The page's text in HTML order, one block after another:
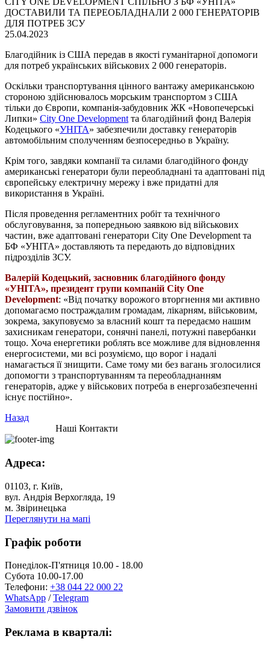
ДОСТАВИЛИ ТА ПЕРЕОБЛАДНАЛИ 2 000 ГЕНЕРАТОРІВ
ДЛЯ ПОТРЕБ ЗСУ
25.04.2023
Благодійник із США передав в якості гуманітарної допомоги
для потреб українських військових 2 000 генераторів.
Оскільки транспортування цінного вантажу американською
стороною здійснювалось морським транспортом з США
тільки до Європи, компанія-забудовник ЖК «Новопечерські
Липки» City One Developmentта благодійний фонд Валерія
Кодецького «УНІТА» забезпечили доставку генераторів
автомобільним сполученням безпосередньо в Україну.
Крім того, завдяки компанії та силами благодійного фонду
американські генератори були переобладнані та адаптовані під
європейську електричну мережу і вже придатні для
використання в Україні.
Після проведення регламентних робіт та технічного
обслуговування, за попередньою заявкою від військових
частин, вже адаптовані генератори City One Development та
БФ «УНІТА» доставляють та передають до відповідних
підрозділів ЗСУ.
Валерій Кодецький, засновник благодійного фонду
«УНІТА», президент групи компаній City One
Development: «Від початку ворожого вторгнення ми активно
допомагаємо постраждалим громадам, лікарням, військовим,
зокрема, закуповуємо за власний кошт та передаємо нашим
захисникам генератори, сонячні панелі, потужні павербанки
тощо. Хоча енергетики роблять все можливе для відновлення
енергосистеми, ми всі розуміємо, що ворог і надалі
намагається її знищити. Саме тому ми без вагань зголосилися
допомогти з транспортуванням та переобладнанням
генераторів, адже у військових потреба в енергозабезпеченні
існує постійно».
Назад
Наші Контакти
Адреса:
01103, г. Київ,
вул. Андрія Верхогляда, 19
м. Звіринецька
Переглянути на мапі
Графік роботи
Понеділок-П'ятниця 10.00 - 18.00
Субота 10.00-17.00
Телефони: +38 044 22 000 22
WhatsApp /Telegram
Замовити дзвінок
Реклама в кварталі: